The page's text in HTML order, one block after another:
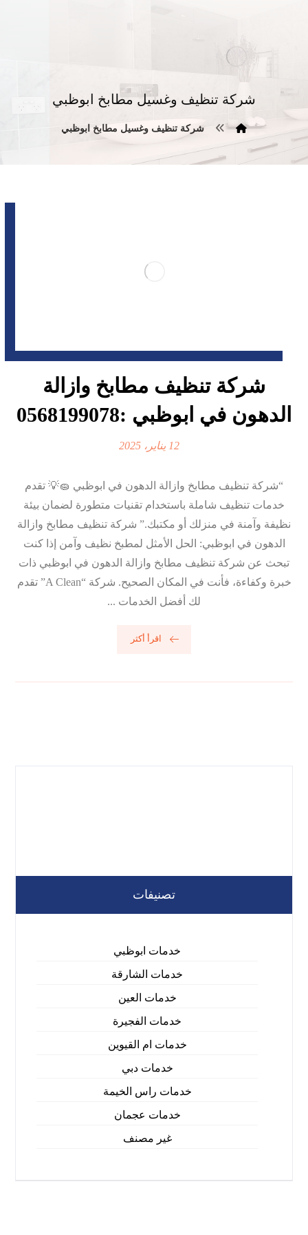
شركة تنظيف وغسيل مطابخ ابوظبي
شركة تنظيف وغسيل مطابخ ابوظبي
شركة تنظيف مطابخ وازالة
الدهون في ابوظبي :0568199078
12 يناير، 2025
“شركة تنظيف مطابخ وازالة الدهون في ابوظبي 🧽💡 تقدم
خدمات تنظيف شاملة باستخدام تقنيات متطورة لضمان بيئة
نظيفة وآمنة في منزلك أو مكتبك.” شركة تنظيف مطابخ وازالة
الدهون في ابوظبي: الحل الأمثل لمطبخ نظيف وآمن إذا كنت
تبحث عن شركة تنظيف مطابخ وازالة الدهون في ابوظبي ذات
خبرة وكفاءة، فأنت في المكان الصحيح. شركة “A Clean” تقدم
لك أفضل الخدمات ...
اقرأ أكثر
تصنيفات
خدمات ابوظبي
خدمات الشارقة
خدمات العين
خدمات الفجيرة
خدمات ام القيوين
خدمات دبي
خدمات راس الخيمة
خدمات عجمان
غير مصنف